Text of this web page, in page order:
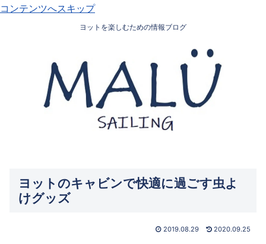
コンテンツへスキップ
ヨットを楽しむための情報ブログ
ヨットのキャビンで快適に過ごす虫よ
けグッズ
2019.08.29 2020.09.25